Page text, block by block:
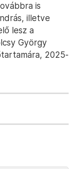
is
illetve
lesz a
György
2025-